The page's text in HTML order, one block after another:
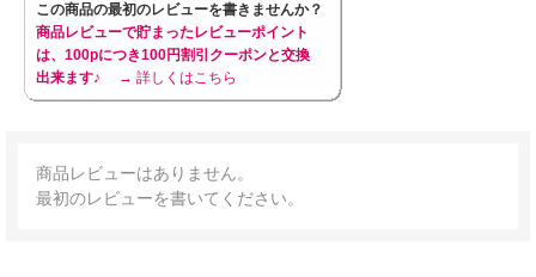
この商品の最初のレビューを書きませんか？
商品レビューで貯まったレビューポイント
は、100pにつき100円割引クーポンと交換
出来ます♪
→ 詳しくはこちら
商品レビューはありません。
最初のレビューを書いてください。